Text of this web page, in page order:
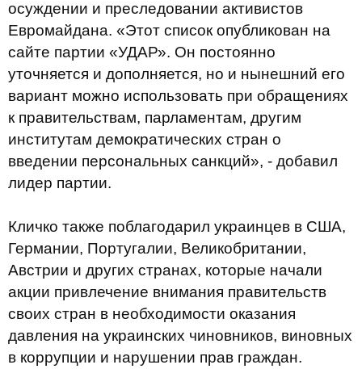
осуждении и преследовании активистов
Евромайдана. «Этот список опубликован на
сайте партии «УДАР». Он постоянно
уточняется и дополняется, но и нынешний его
вариант можно использовать при обращениях
к правительствам, парламентам, другим
институтам демократических стран о
введении персональных санкций», - добавил
лидер партии.
Кличко также поблагодарил украинцев в США,
Германии, Португалии, Великобритании,
Австрии и других странах, которые начали
акции привлечение внимания правительств
своих стран в необходимости оказания
давления на украинских чиновников, виновных
в коррупции и нарушении прав граждан.